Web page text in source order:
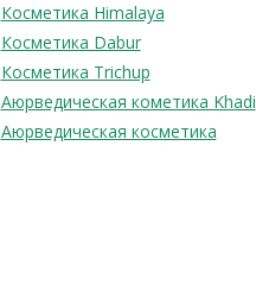
Косметика Himalaya
Косметика Dabur
Косметика Trichup
Аюрведическая кометика Khadi
Аюрведическая косметика